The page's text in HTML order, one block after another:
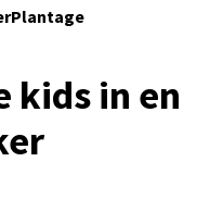
kids in en